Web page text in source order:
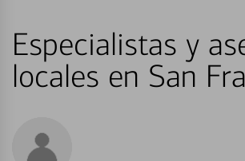
Especialistas y
locales en San